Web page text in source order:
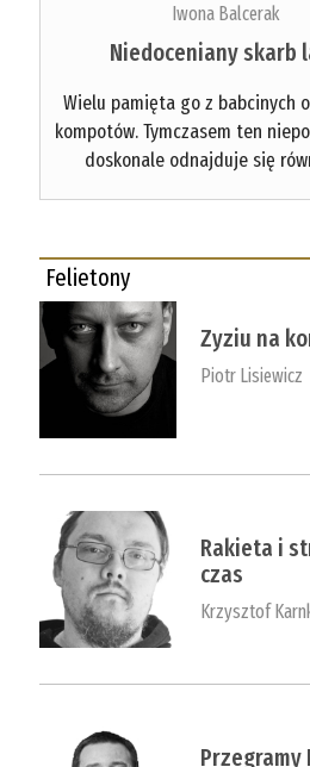
Iwona Balcerak
Niedoceniany skarb
Wielu pamięta go z babcinych
kompotów. Tymczasem ten
doskonale odnajduje się
Felietony
Zyziu na
Piotr Lisiewicz
Rakieta i
czas
Krzysztof
Przegramy